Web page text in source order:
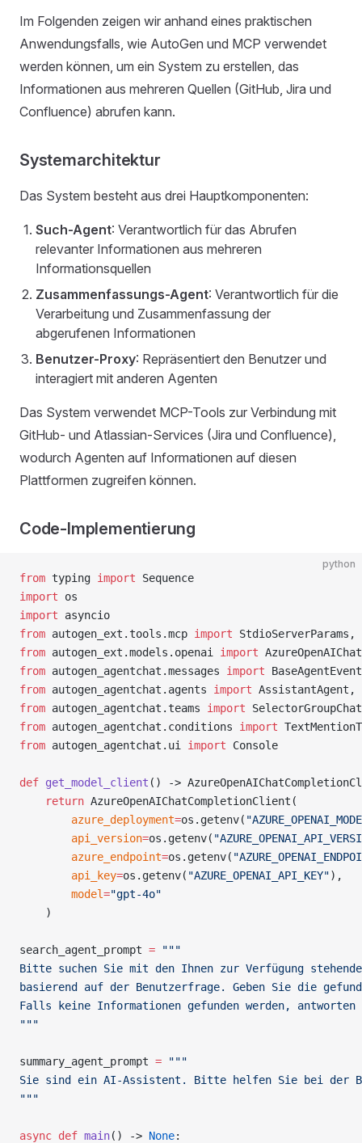
Im Folgenden zeigen wir anhand eines praktischen
Anwendungsfalls, wie AutoGen und MCP verwendet
werden können, um ein System zu erstellen, das
Informationen aus mehreren Quellen (GitHub, Jira und
Confluence) abrufen kann.
Systemarchitektur
Das System besteht aus drei Hauptkomponenten:
Such-Agent: Verantwortlich für das Abrufen
relevanter Informationen aus mehreren
Informationsquellen
Zusammenfassungs-Agent: Verantwortlich für die
Verarbeitung und Zusammenfassung der
abgerufenen Informationen
Benutzer-Proxy: Repräsentiert den Benutzer und
interagiert mit anderen Agenten
Das System verwendet MCP-Tools zur Verbindung mit
GitHub- und Atlassian-Services (Jira und Confluence),
wodurch Agenten auf Informationen auf diesen
Plattformen zugreifen können.
Code-Implementierung
python
from typing import Sequence
import os
import asyncio
from autogen_ext.tools.mcp import StdioServerParams,
from autogen_ext.models.openai import
from autogen_agentchat.messages import
from autogen_agentchat.agents import AssistantAgent,
from autogen_agentchat.teams import SelectorGroupChat
from autogen_agentchat.conditions import
from autogen_agentchat.ui import Console
def get_model_client () ->
    return
AzureOpenAIChatCompletionClient(
        azure_deployment
=os.getenv(
        api_version
=os.getenv(
        azure_endpoint
=os.getenv(
        api_key
=os.getenv( "AZURE_OPENAI_API_KEY"),
        model
="gpt-4o"
    )
search_agent_prompt = """
Bitte suchen Sie mit den Ihnen zur Verfügung
basierend auf der Benutzerfrage. Geben Sie die
Falls keine Informationen gefunden werden,
"""
summary_agent_prompt = """
Sie sind ein AI-Assistent. Bitte helfen Sie bei der
"""
async def main() -> None: